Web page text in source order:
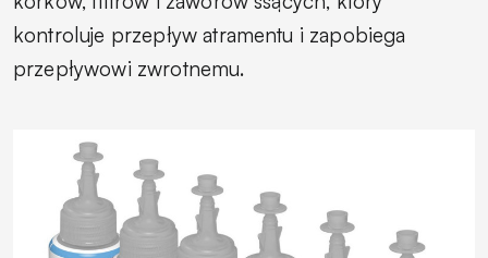
kontroluje przepływ atramentu i zapobiega
przepływowi zwrotnemu.